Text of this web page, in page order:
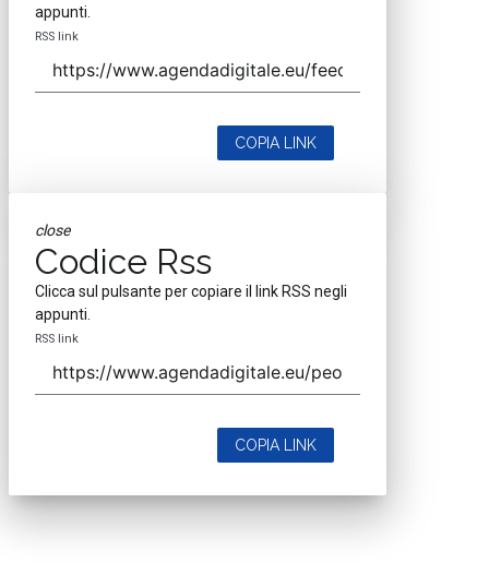
appunti.
RSS link
COPIA LINK
close
Codice Rss
Clicca sul pulsante per copiare il link RSS negli
appunti.
RSS link
COPIA LINK